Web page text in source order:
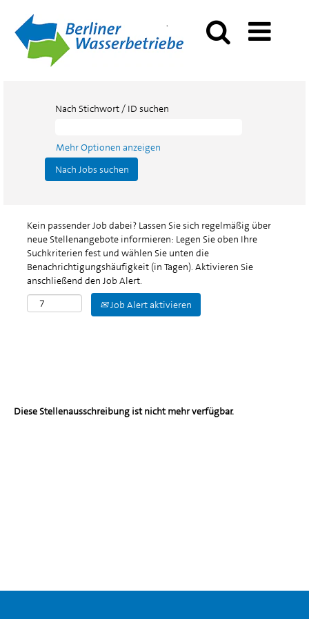
Nach Stichwort / ID suchen
Mehr Optionen anzeigen
Kein passender Job dabei? Lassen Sie sich regelmäßig über
neue Stellenangebote informieren: Legen Sie oben Ihre
Suchkriterien fest und wählen Sie unten die
Benachrichtigungshäufigkeit (in Tagen). Aktivieren Sie
anschließend den Job Alert.
Job Alert aktivieren
Diese Stellenausschreibung ist nicht mehr verfügbar.